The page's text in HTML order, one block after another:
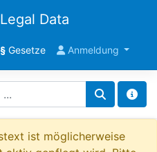
Data
§Gesetze Anmeldung
ist möglicherweise